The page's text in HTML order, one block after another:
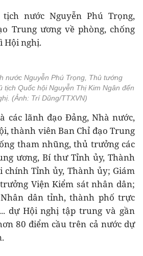
nước Nguyễn Phú Trọng,
Trung ương về phòng, chống
Hội nghị.
nước Nguyễn Phú Trọng, Thủ tướng
tịch Quốc hội Nguyễn Thị Kim Ngân đến
(Ảnh: Trí Dũng/TTXVN)
các lãnh đạo Đảng, Nhà nước,
thành viên Ban Chỉ đạo Trung
tham nhũng, thủ trưởng các
ương, Bí thư Tỉnh ủy, Thành
chính Tỉnh ủy, Thành ủy; Giám
Viện Kiểm sát nhân dân;
dân tỉnh, thành phố trực
dự Hội nghị tập trung và gần
80 điểm cầu trên cả nước dự